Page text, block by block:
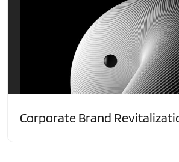
Corporate Brand